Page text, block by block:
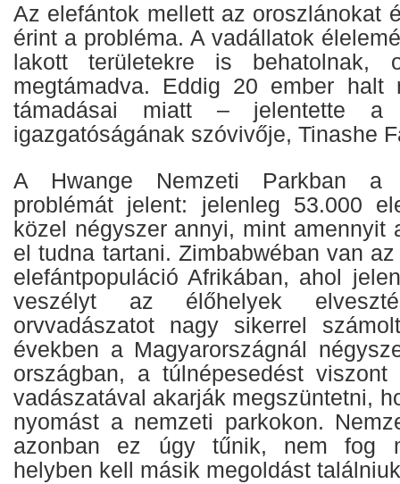
Az elefántok mellett az oroszlánokat
érint a probléma. A vadállatok
lakott területekre is behatolnak,
megtámadva. Eddig 20 ember halt
támadásai miatt – jelentette a
igazgatóságának szóvivője, Tinashe
A Hwange Nemzeti Parkban a
problémát jelent: jelenleg 53.000
közel négyszer annyi, mint amennyit
el tudna tartani. Zimbabwéban van
elefántpopuláció Afrikában, ahol
veszélyt az élőhelyek
orvvadászatot nagy sikerrel
években a Magyarországnál
országban, a túlnépesedést
vadászatával akarják megszüntetni,
nyomást a nemzeti parkokon.
azonban ez úgy tűnik, nem fog
helyben kell másik megoldást